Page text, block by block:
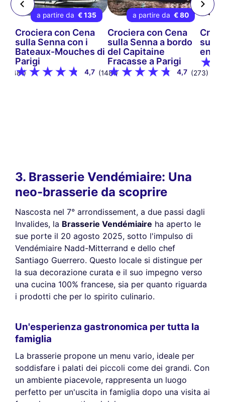
(1481)
a partire da € 135
Crociera con Cena
sulla Senna con i
Bateaux-Mouches di
Parigi
4,7 (1481)
a partire da € 80
Crociera con Cena
sulla Senna a bordo
del Capitaine
Fracasse a Parigi
4,7 (273)
sulla
en
3. Brasserie Vendémiaire: Una
neo-brasserie da scoprire
Nascosta nel 7° arrondissement, a due passi dagli
Invalides, la Brasserie Vendémiaire ha aperto le
sue porte il 20 agosto 2025, sotto l'impulso di
Vendémiaire Nadd-Mitterrand e dello chef
Santiago Guerrero. Questo locale si distingue per
la sua decorazione curata e il suo impegno verso
una cucina 100% francese, sia per quanto riguarda
i prodotti che per lo spirito culinario.
Un'esperienza gastronomica per tutta la
famiglia
La brasserie propone un menu vario, ideale per
soddisfare i palati dei piccoli come dei grandi. Con
un ambiente piacevole, rappresenta un luogo
perfetto per un'uscita in famiglia dopo una visita ai